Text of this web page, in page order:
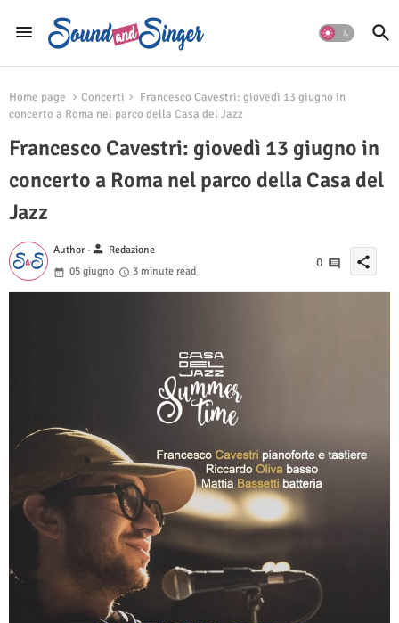
Home page Concerti
Francesco Cavestri: giovedì 13 giugno in
concerto a Roma nel parco della Casa del Jazz
Francesco Cavestri: giovedì 13 giugno in
concerto a Roma nel parco della Casa del
Jazz
Author -person Redazione
05 giugno
3 minute read
0 share